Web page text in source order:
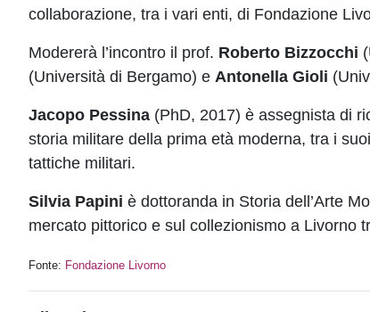
collaborazione, tra i vari enti, di Fondazione
Modererà l’incontro il prof. Roberto Bizzocchi
(Università di Bergamo) e Antonella Gioli
Jacopo Pessina (PhD, 2017) è assegnista di
storia militare della prima età moderna, tra i
tattiche militari.
Silvia Papini è dottoranda in Storia dell’Arte
mercato pittorico e sul collezionismo a Livorno
Fonte: Fondazione Livorno